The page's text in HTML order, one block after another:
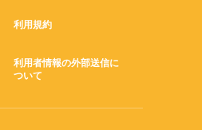
利用規約
利用者情報の外部送信に
ついて